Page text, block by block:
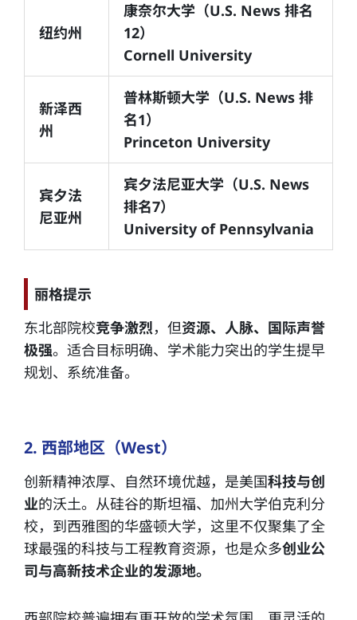
纽约州
康奈尔大学（U.S. News 排名
12）
Cornell University
新泽西
州
普林斯顿大学（U.S. News 排
名1）
Princeton University
宾夕法
尼亚州
宾夕法尼亚大学（U.S. News
排名7）
University of Pennsylvania
丽格提示
东北部院校竞争激烈，但资源、人脉、国际声誉
极强。适合目标明确、学术能力突出的学生提早
规划、系统准备。
2. 西部地区（West）
创新精神浓厚、自然环境优越，是美国科技与创
业的沃土。从硅谷的斯坦福、加州大学伯克利分
校，到西雅图的华盛顿大学，这里不仅聚集了全
球最强的科技与工程教育资源，也是众多创业公
司与高新技术企业的发源地。